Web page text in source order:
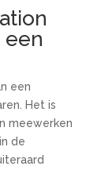
een
een
Het is
meewerken
de